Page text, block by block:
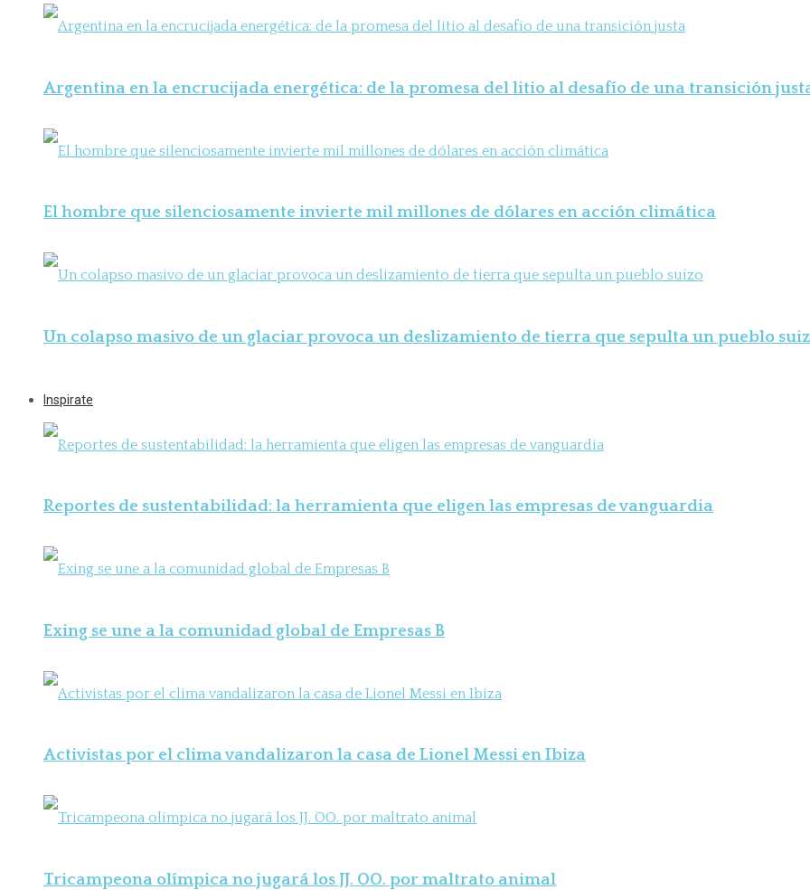
Argentina en la encrucijada energética: de la promesa del litio al desafío de una transición
El hombre que silenciosamente invierte mil millones de dólares en acción climática
Un colapso masivo de un glaciar provoca un deslizamiento de tierra que sepulta un pueblo
Inspirate
Reportes de sustentabilidad: la herramienta que eligen las empresas de vanguardia
Exing se une a la comunidad global de Empresas B
Activistas por el clima vandalizaron la casa de Lionel Messi en Ibiza
Tricampeona olímpica no jugará los JJ. OO. por maltrato animal